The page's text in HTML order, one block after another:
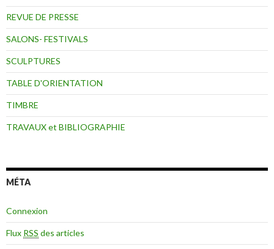
REVUE DE PRESSE
SALONS- FESTIVALS
SCULPTURES
TABLE D'ORIENTATION
TIMBRE
TRAVAUX et BIBLIOGRAPHIE
MÉTA
Connexion
Flux RSS des articles